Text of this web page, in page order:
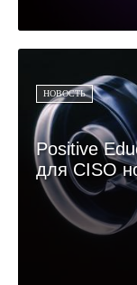
НОВОСТЬ
Positive
для CISO